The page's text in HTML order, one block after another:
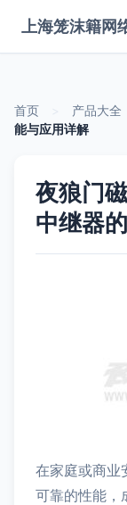
首页 产品大全
能与应用详解
夜狼门
中继器
在家庭或商业
可靠的性能，